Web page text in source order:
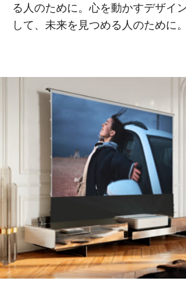
る人のために。心を動かすデザイ
して、未来を見つめる人のために。